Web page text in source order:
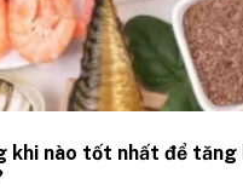
khi nào tốt nhất để tăng